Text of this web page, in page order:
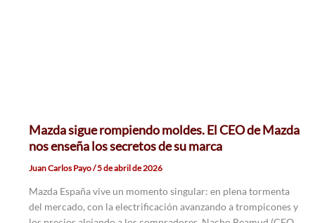
Mazda sigue rompiendo moldes. El CEO de Mazda
nos enseña los secretos de su marca
Juan Carlos Payo/5 de abril de 2026
Mazda España vive un momento singular: en plena tormenta
del mercado, con la electrificación avanzando a trompicones y